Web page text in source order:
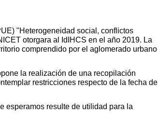
"Heterogeneidad social, conflictos
otorgara al IdIHCS en el año 2019. La
comprendido por el aglomerado urbano
la realización de una recopilación
restricciones respecto de la fecha de
esperamos resulte de utilidad para la